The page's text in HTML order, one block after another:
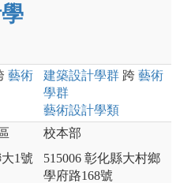
藝術
建築設計學群 跨 藝術
學群
藝術設計學類
1號
校本部
515006 彰化縣大村鄉
學府路168號